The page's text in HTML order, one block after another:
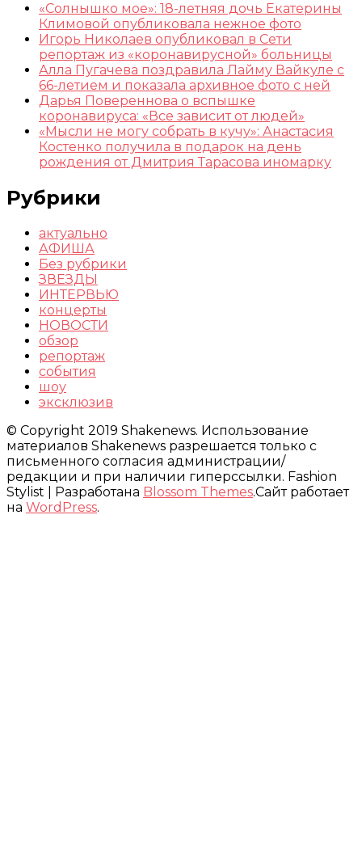
«Солнышко мое»: 18-летняя дочь Екатерины
Климовой опубликовала нежное фото
Игорь Николаев опубликовал в Сети
репортаж из «коронавирусной» больницы
Алла Пугачева поздравила Лайму Вайкуле с
66-летием и показала архивное фото с ней
Дарья Повереннова о вспышке
коронавируса: «Все зависит от людей»
«Мысли не могу собрать в кучу»: Анастасия
Костенко получила в подарок на день
рождения от Дмитрия Тарасова иномарку
Рубрики
актуально
АФИША
Без рубрики
ЗВЕЗДЫ
ИНТЕРВЬЮ
концерты
НОВОСТИ
обзор
репортаж
события
шоу
эксклюзив
© Copyright 2019 Shakenews. Использование
материалов Shakenews разрешается только с
письменного согласия администрации/
редакции и при наличии гиперссылки. Fashion
Stylist | Разработана Blossom Themes.Сайт работает
на WordPress.